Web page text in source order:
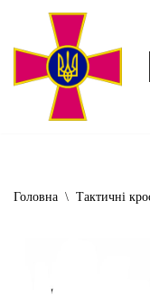
Перейти
Головна \ Тактичні